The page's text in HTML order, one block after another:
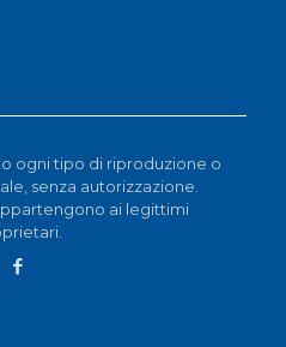
ogni tipo di riproduzione o
senza autorizzazione.
ai legittimi